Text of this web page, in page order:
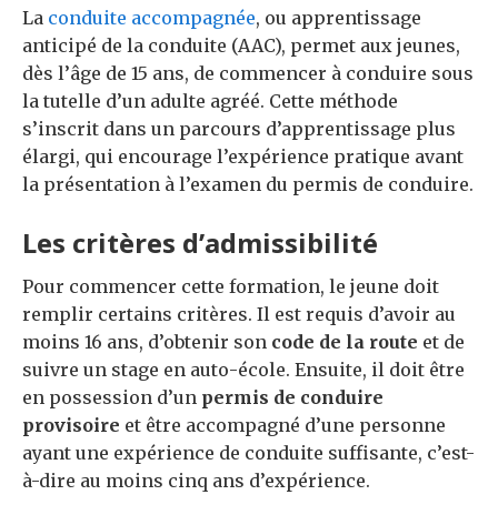
La conduite accompagnée, ou apprentissage
anticipé de la conduite (AAC), permet aux jeunes,
dès l’âge de 15 ans, de commencer à conduire sous
la tutelle d’un adulte agréé. Cette méthode
s’inscrit dans un parcours d’apprentissage plus
élargi, qui encourage l’expérience pratique avant
la présentation à l’examen du permis de conduire.
Les critères d’admissibilité
Pour commencer cette formation, le jeune doit
remplir certains critères. Il est requis d’avoir au
moins 16 ans, d’obtenir son code de la route et de
suivre un stage en auto-école. Ensuite, il doit être
en possession d’un permis de conduire
provisoire et être accompagné d’une personne
ayant une expérience de conduite suffisante, c’est-
à-dire au moins cinq ans d’expérience.